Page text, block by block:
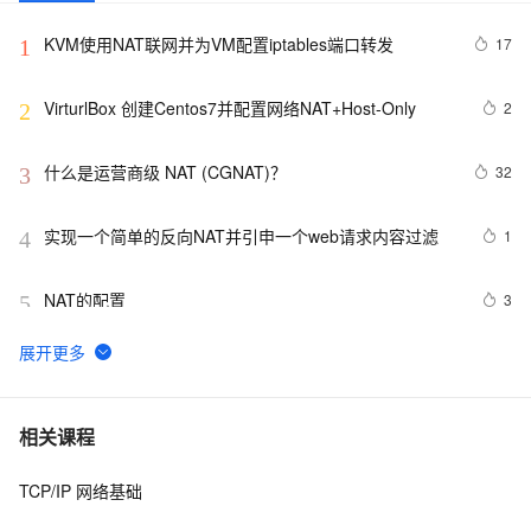
1 KVM使用NAT联网并为VM配置iptables端口转发 17
2 VirturlBox 创建Centos7并配置网络NAT+Host-Only 2
3 什么是运营商级 NAT (CGNAT)？ 32
4 实现一个简单的反向NAT并引申一个web请求内容过滤 1
5 NAT的配置 3
6 一个以太口做Nat实例
7 ensp中nat server 公网访问内网服务器
8 【网络基础概念】桥接和NAT的区别
相关课程
TCP/IP 网络基础